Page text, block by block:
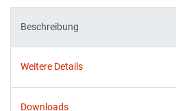
Beschreibung
Weitere Details
Downloads